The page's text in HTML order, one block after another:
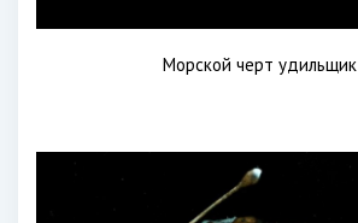
Морской черт удильщик